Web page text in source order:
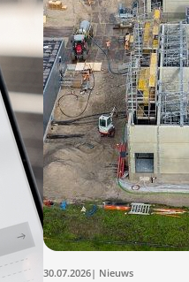
30.07.2026| Nieuws